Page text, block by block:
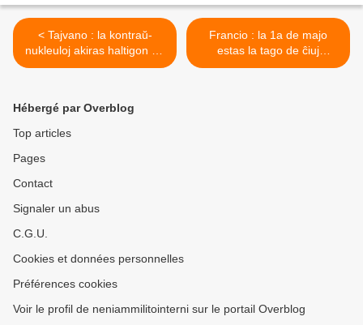
< Tajvano : la kontraŭ-
nukleuloj akiras haltigon de
la konstruejo de centralo
Francio : la 1a de majo
estas la tago de ĉiuj
laboristoj, kaj do de la
Hébergé par Overblog
Top articles
Pages
Contact
Signaler un abus
C.G.U.
Cookies et données personnelles
Préférences cookies
Voir le profil de neniammilitointerni sur le portail Overblog